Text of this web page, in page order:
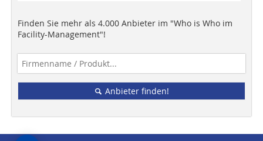
Finden Sie mehr als 4.000 Anbieter im "Who is Who im
Facility-Management"!
Anbieter finden!